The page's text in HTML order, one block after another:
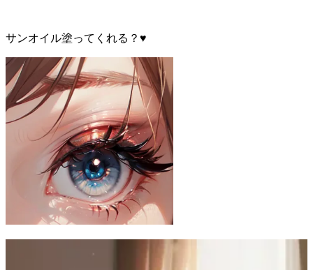
サンオイル塗ってくれる？♥️